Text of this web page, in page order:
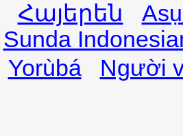
Հայերեն
Sunda
Yorùbá Người